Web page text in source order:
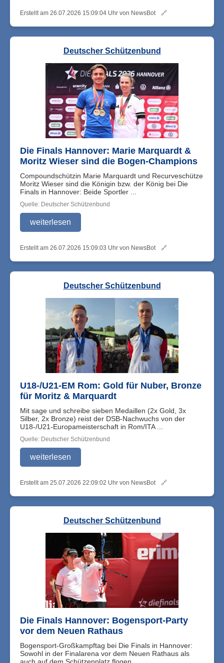
Erstellt am 26.07.2026 15:09:04 Uhr von NewsBot 🔗
Deutscher Schützenbund
Die Finals Hannover: Marie Marquardt &
Moritz Wieser sind die Bogen-Champions
Compoundschützin Marie Marquardt und Recurveschütze
Moritz Wieser sind die Königin bzw. der König bei Die
Finals in Hannover: Beide Sportler ...
Quelle: Deutscher Schützenbund
weiterlesen
Erstellt am 26.07.2026 15:09:03 Uhr von NewsBot 🔗
Deutscher Schützenbund
U18-/U21-EM Rom: Gold für Nuber, Bronze
für Moritz & Marquardt
Mit sage und schreibe sieben Medaillen (2x Gold, 3x
Silber, 2x Bronze) reist der DSB-Nachwuchs von der
U18-/U21-Europameisterschaft in Rom/ITA ...
Quelle: Deutscher Schützenbund
weiterlesen
Erstellt am 25.07.2026 22:09:02 Uhr von NewsBot 🔗
Deutscher Schützenbund
Die Finals Hannover: Bogensport-Party
vor dem Neuen Rathaus
Bogensport-Großkampftag bei Die Finals in Hannover:
Sowohl in der Finalarena vor dem Neuen Rathaus als